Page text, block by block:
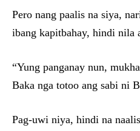
Pero nang paalis na siya,
ibang kapitbahay, hindi nila
“Yung panganay nun,
Baka nga totoo ang sabi ni
Pag-uwi niya, hindi na